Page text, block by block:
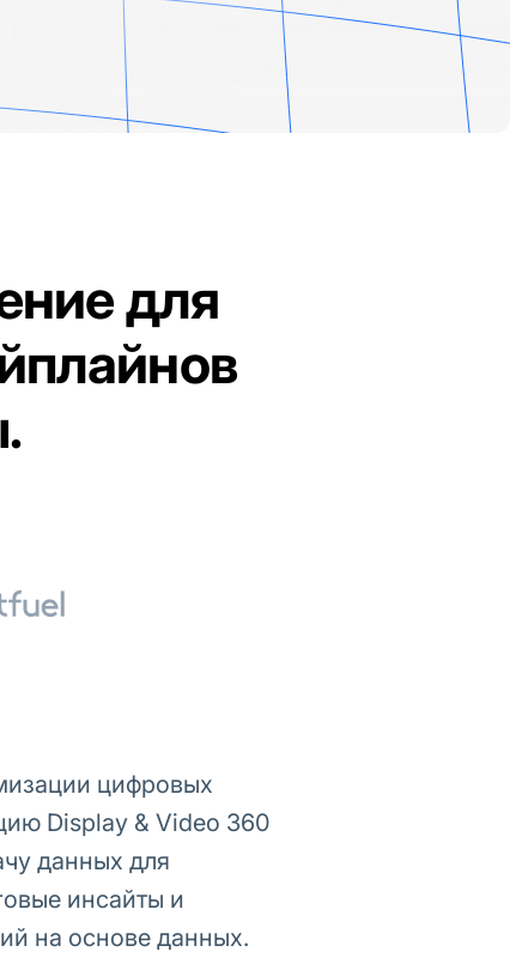
для
цифровых
Display & Video 360
данных для
инсайты и
на основе данных.